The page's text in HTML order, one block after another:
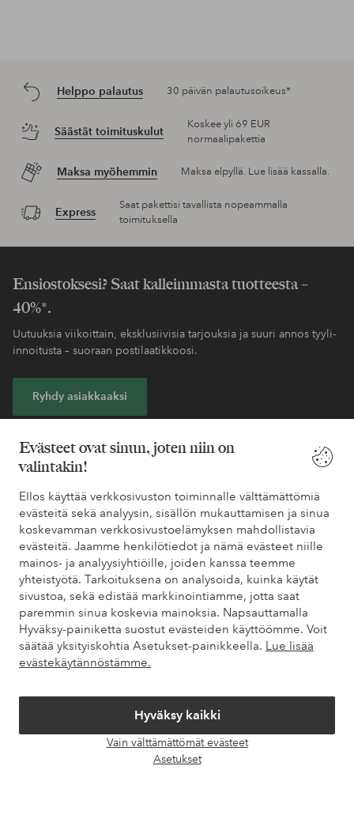
Evästeet ovat sinun, joten niin on
valintakin!
Ellos käyttää verkkosivuston toiminnalle välttämättömiä
evästeitä sekä analyysin, sisällön mukauttamisen ja sinua
koskevamman verkkosivustoelämyksen mahdollistavia
evästeitä. Jaamme henkilötiedot ja nämä evästeet niille
mainos- ja analyysiyhtiöille, joiden kanssa teemme
yhteistyötä. Tarkoituksena on analysoida, kuinka käytät
sivustoa, sekä edistää markkinointiamme, jotta saat
paremmin sinua koskevia mainoksia. Napsauttamalla
Hyväksy-painiketta suostut evästeiden käyttöömme. Voit
säätää yksityiskohtia Asetukset-painikkeella. Lue lisää
evästekäytännöstämme.
Hyväksy kaikki
Vain välttämättömät evästeet
Asetukset
Helppo palautus 30 päivän palautusoikeus*
Säästät toimituskulut
Koskee yli 69 EUR
normaalipakettia
Maksa myöhemmin Maksa elpyllä. Lue lisää kassalla.
Express
Saat pakettisi tavallista nopeammalla
toimituksella
Ensiostoksesi? Saat kalleimmasta tuotteesta –
40%*.
Uutuuksia viikoittain, eksklusiivisia tarjouksia ja suuri annos tyyli-
innoitusta – suoraan postilaatikkoosi.
Ryhdy asiakkaaksi
Tarvitsetko apua?
Löydät vastaukset useimmin kysyttyihin kysymyksiin usein
kysytyistä kysymyksistä. Löydät myös tietoa siitä, miten voit ottaa
meihin yhteyttä.
Asiakaspalvelu Tilaukset Maksutavat
Omat sivut
Tietoa Elloksesta